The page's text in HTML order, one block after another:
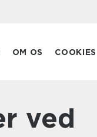
OM OS COOKIES